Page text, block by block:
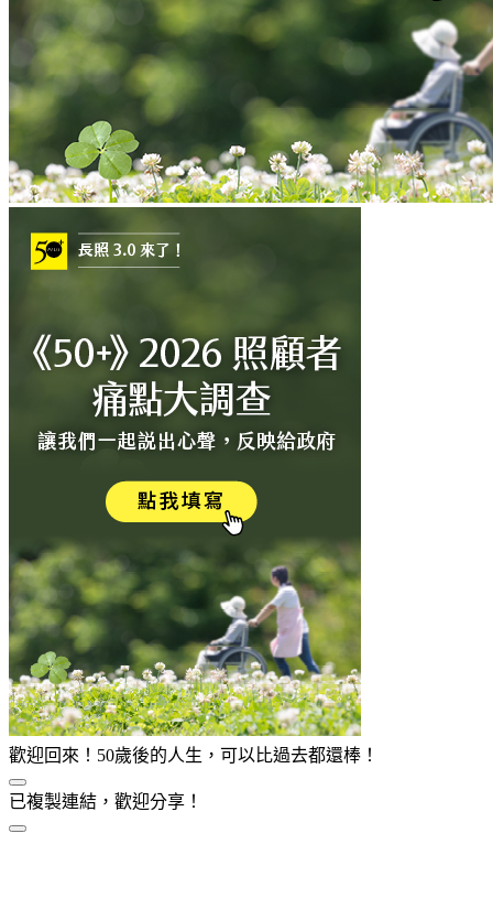
歡迎回來！50歲後的人生，可以比過去都還棒！
已複製連結，歡迎分享！